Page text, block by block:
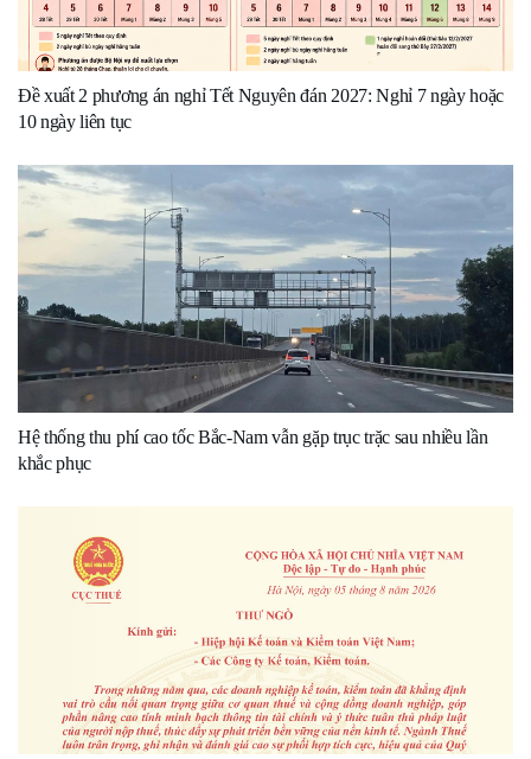
Đề xuất 2 phương án nghỉ Tết Nguyên đán 2027: Nghỉ 7 ngày hoặc
10 ngày liên tục
Hệ thống thu phí cao tốc Bắc-Nam vẫn gặp trục trặc sau nhiều lần
khắc phục